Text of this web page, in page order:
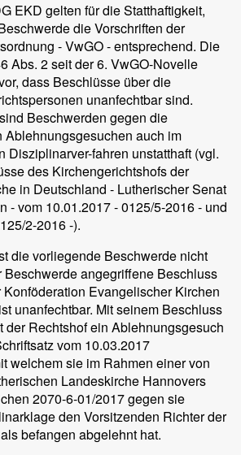
EKD gelten für die Statthaftigkeit,
die Vorschriften der
- VwGO - entsprechend. Die
Abs. 2 seit der 6. VwGO-Novelle
dass Beschlüsse über die
unanfechtbar sind.
Beschwerden gegen die
Ablehnungsgesuchen auch im
Disziplinarver-fahren unstatthaft (vgl.
des Kirchengerichtshofs der
in Deutschland - Lutherischer Senat
- vom 10.01.2017 - 0125/5-2016 - und
2-2016 -).
die vorliegende Beschwerde nicht
Beschwerde angegriffene Beschluss
Evangelischer Kirchen
unanfechtbar. Mit seinem Beschluss
der Rechtshof ein Ablehnungsgesuch
vom 10.03.2017
welchem sie im Rahmen einer von
Landeskirche Hannovers
2070-6-01/2017 gegen sie
den Vorsitzenden Richter der
befangen abgelehnt hat.